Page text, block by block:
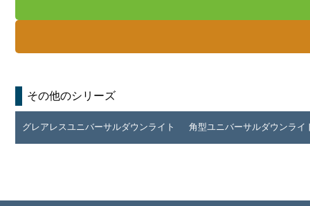
その他のシリーズ
グレアレスユニバーサルダウンライト 角型ユニバーサルダウンライ